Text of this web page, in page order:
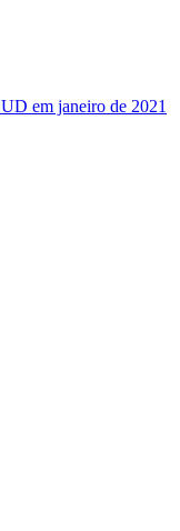
em janeiro de 2021